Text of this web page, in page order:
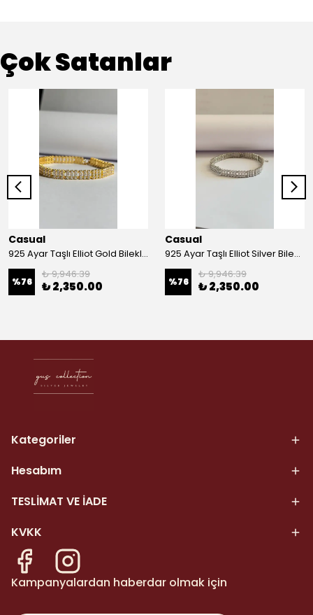
Çok Satanlar
Casual
925 Ayar Taşlı Elliot Gold Bileklik
%76
₺ 9,946.39
₺ 2,350.00
Casual
925 Ayar Taşlı Elliot Silver Bileklik
%76
₺ 9,946.39
₺ 2,350.00
Kategoriler
Hesabım
TESLİMAT VE İADE
KVKK
Kampanyalardan haberdar olmak için